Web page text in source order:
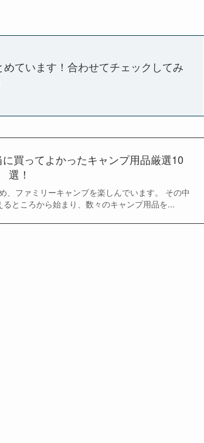
ています！合わせてチェックしてみ
に買ってよかったキャンプ用品厳選10
選！
、ファミリーキャンプを楽しんでいます。 その中
ところから始まり、数々のキャンプ用品を...